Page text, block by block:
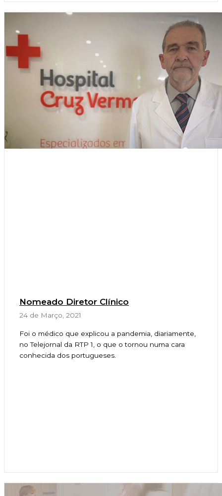
Nomeado Diretor Clínico
24 de Março, 2021
Foi o médico que explicou a pandemia, diariamente,
no Telejornal da RTP 1, o que o tornou numa cara
conhecida dos portugueses.